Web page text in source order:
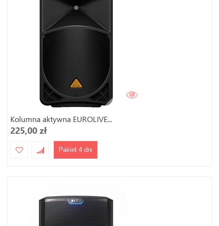
Kolumna aktywna EUROLIVE...
225,00 zł
Pakiet 4 dni